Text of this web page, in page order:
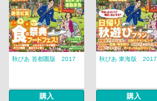
秋ぴあ 首都圏版 2017
購入
秋ぴあ 東海版 2017
購入